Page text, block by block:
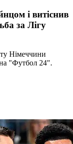
і витіснив
за Лігу
Німеччини
на "Футбол 24".